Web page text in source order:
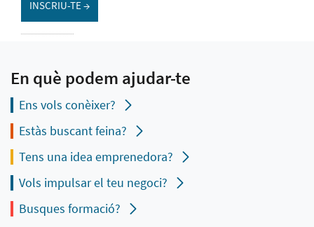
INSCRIU-TE →
En què podem ajudar-te
Ens vols conèixer?
Estàs buscant feina?
Tens una idea emprenedora?
Vols impulsar el teu negoci?
Busques formació?